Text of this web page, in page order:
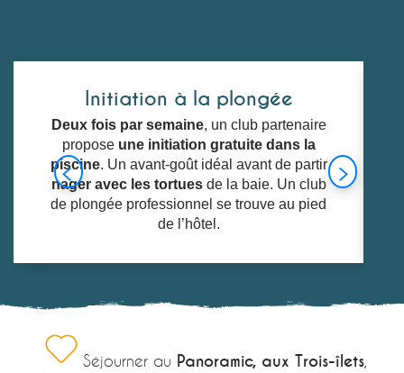
Initiation à la plongée
Deux fois par semaine, un club partenaire
proposeune initiation gratuite dans la
piscine. Un avant-goût idéal avant de partir
nager avec les tortuesde la baie. Un club
de plongée professionnel se trouve au pied
de l’hôtel.
Séjourner au Panoramic, aux Trois-îlets,